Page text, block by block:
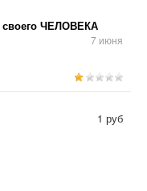
своего ЧЕЛОВЕКА
7 июня
1 руб